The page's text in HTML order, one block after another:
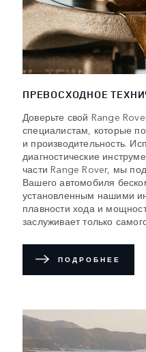
ПРЕВОСХОДНОЕ
Доверьте свой Range
специалистам, которые
и производительность.
диагностические
части Range Rover, мы
Вашего автомобиля
установленным нашими
плавности хода и
заслуживает только
ПОДРОБНЕЕ